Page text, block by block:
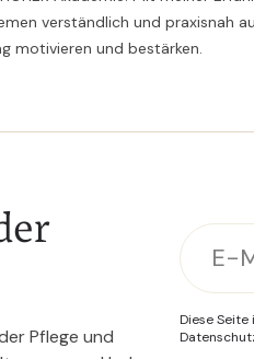
verständlich und praxisnah
motivieren und bestärken.
Pflege und
Diese